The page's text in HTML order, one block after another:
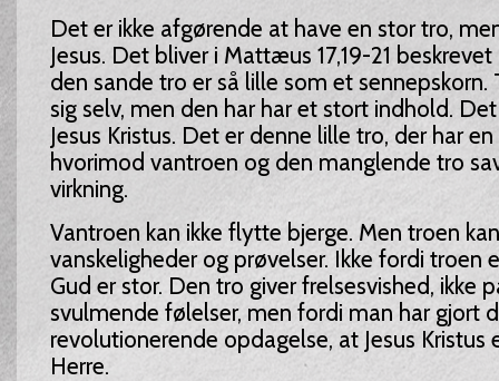
Det er ikke afgørende at have en stor tro,
Jesus. Det bliver i Mattæus 17,19-21
den sande tro er så lille som et sennepskorn.
sig selv, men den har har et stort indhold.
Jesus Kristus. Det er denne lille tro, der har
hvorimod vantroen og den manglende tro
virkning.
Vantroen kan ikke flytte bjerge. Men troen
vanskeligheder og prøvelser. Ikke fordi troen
Gud er stor. Den tro giver frelsesvished, ikke
svulmende følelser, men fordi man har gjort
revolutionerende opdagelse, at Jesus Kristus
Herre.